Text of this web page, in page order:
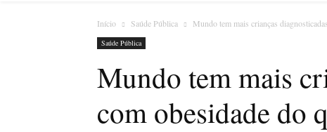
Início Saúde Pública Mundo tem mais crianças
Saúde Pública
Mundo tem mais
com obesidade do